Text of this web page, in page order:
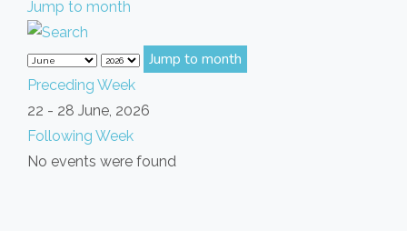
Jump to month
Jump to month
Preceding Week
22 - 28 June, 2026
Following Week
No events were found